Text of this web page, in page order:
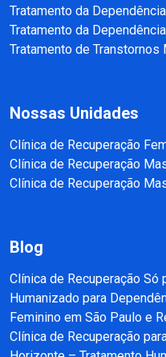
Tratamento da
Tratamento da
Tratamento de
Nossas Unidades
Clínica de Recuperação
Clínica de Recuperação
Clínica de Recuperação
Blog
Clínica de Recuperação Só
Humanizado para
Feminino em São Paulo e
Clínica de Recuperação